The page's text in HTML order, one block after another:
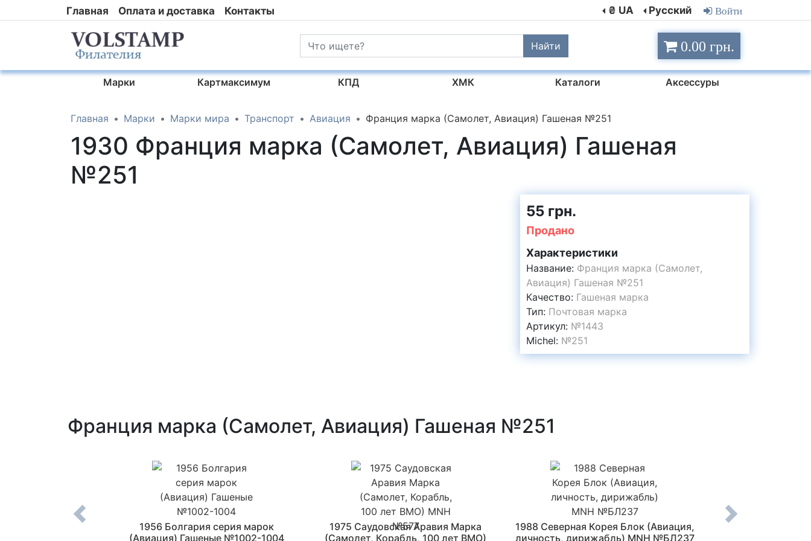
Главная Оплата и доставка Контакты ₴ UA Русский Войти
Найти 0.00 грн.
Марки Картмаксимум КПД ХМК Каталоги Аксессуры
Главная Марки Марки мира Транспорт Авиация Франция марка (Самолет, Авиация) Гашеная №251
1930 Франция марка (Самолет, Авиация) Гашеная
№251
55 грн.
Продано
Характеристики
Название: Франция марка (Самолет,
Авиация) Гашеная №251
Качество: Гашеная марка
Тип: Почтовая марка
Артикул: №1443
Michel: №251
Франция марка (Самолет, Авиация) Гашеная №251
(Самолет Лось,
1956 Болгария серия марок
(Авиация) Гашеные №1002-1004
1975 Саудовская Аравия Марка
(Самолет, Корабль, 100 лет ВМО)
1988 Северная Корея Блок (Авиация,
личность, дирижабль) MNH №БЛ237